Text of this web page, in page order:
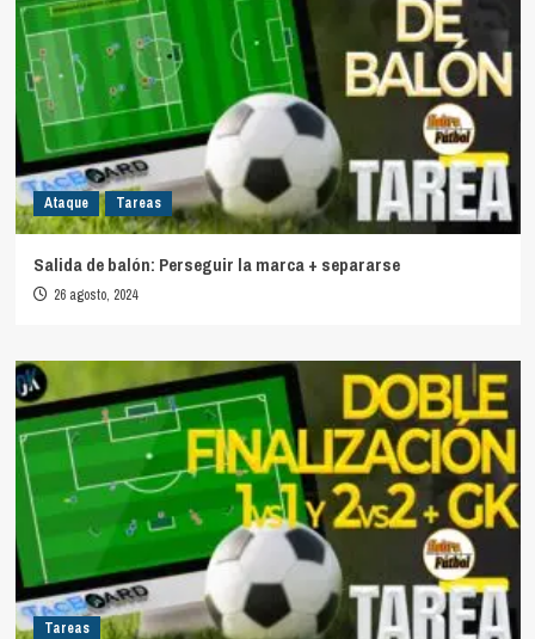
Ataque Tareas
Salida de balón: Perseguir la marca + separarse
26 agosto, 2024
Tareas